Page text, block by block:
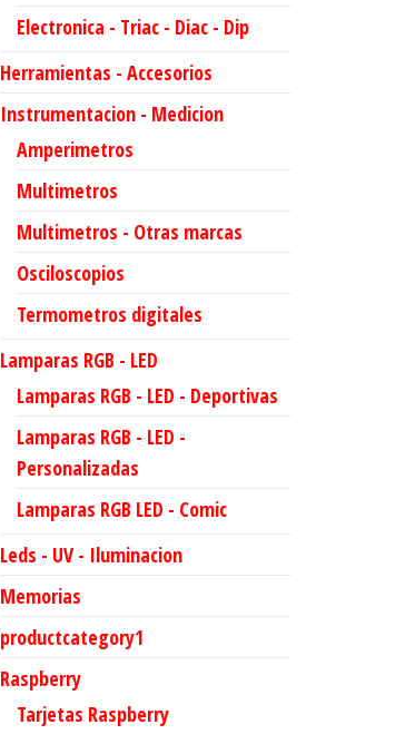
Electronica - Triac - Diac - Dip
Herramientas - Accesorios
Instrumentacion - Medicion
Amperimetros
Multimetros
Multimetros - Otras marcas
Osciloscopios
Termometros digitales
Lamparas RGB - LED
Lamparas RGB - LED - Deportivas
Lamparas RGB - LED -
Personalizadas
Lamparas RGB LED - Comic
Leds - UV - Iluminacion
Memorias
productcategory1
Raspberry
Tarjetas Raspberry